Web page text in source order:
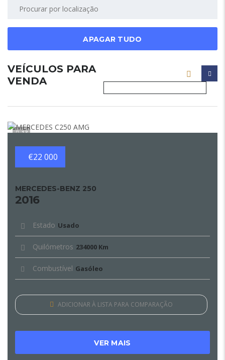
APAGAR TUDO
VEÍCULOS PARA
VENDA
13
€22 000
MERCEDES-BENZ 250
2016
Estado Usado
Quilómetros 234000 Km
Combustível Gasóleo
ADICIONAR À LISTA PARA COMPARAÇÃO
VER MAIS